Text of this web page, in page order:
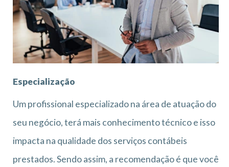
Especialização
Um profissional especializado na área de atuação do
seu negócio, terá mais conhecimento técnico e isso
impacta na qualidade dos serviços contábeis
prestados. Sendo assim, a recomendação é que você